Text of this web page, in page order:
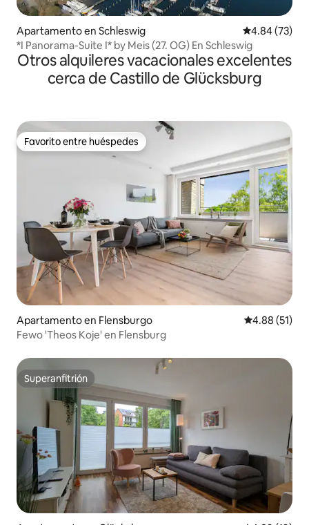
Apartamento en Schleswig Calificación
4.84 (73)
*I Panorama-Suite I* by Meis (27. OG) En Schleswig
Otros alquileres vacacionales excelentes
cerca de Castillo de Glücksburg
Favorito entre huéspedes
Favorito entre huéspedes
Apartamento en Flensburgo Calificación
4.88 (51)
Fewo 'Theos Koje' en Flensburg
Superanfitrión
Superanfitrión